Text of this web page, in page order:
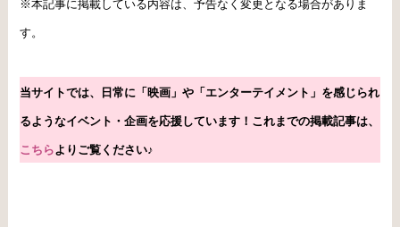
※本記事に掲載している内容は、予告なく変更となる場合がありま
す。
当サイトでは、日常に「映画」や「エンターテイメント」を感じられ
るようなイベント・企画を応援しています！これまでの掲載記事は、
こちらよりご覧ください♪